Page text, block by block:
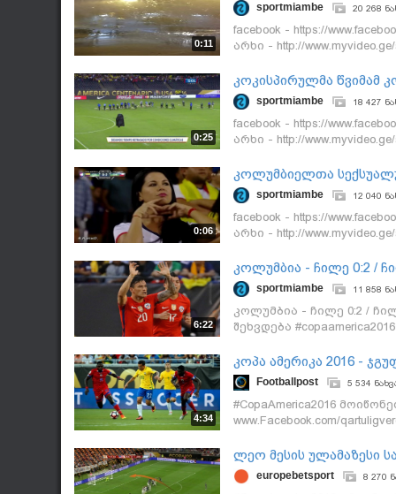
0:11
sportmiambe 20 268
facebook - https://
არხი - http://
0:25
კოკისპირულმა წვიმამ
sportmiambe 18 427
facebook - https://
არხი - http://
0:06
კოლუმბიელთა
მატჩზეsportmiambe 12 040
facebook - https://
არხი - http://
6:22
კოლუმბია - ჩილე 0:2 /
შეხვდება
sportmiambe 11 858
კოლუმბია - ჩილე 0:2 /
შეხვდება #copaamerica2016
4:34
კოპა ამერიკა 2016 -
Footballpost 5 534
#CopaAmerica2016
www.Facebook.com/
ლეო მესის ულამაზესი
europebetsport 8 270